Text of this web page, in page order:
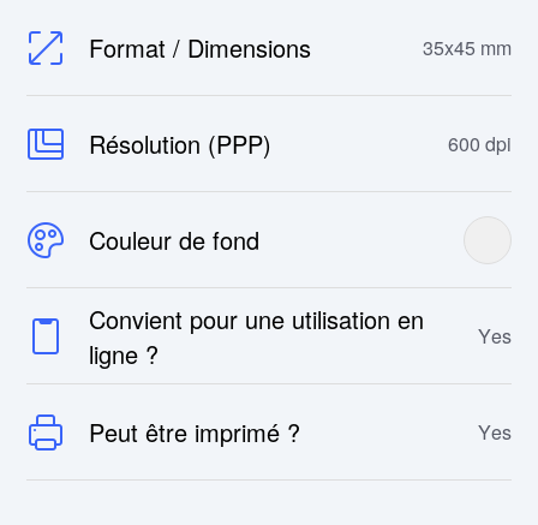
Format / Dimensions 35x45 mm
Résolution (PPP) 600 dpi
Couleur de fond
Convient pour une utilisation en
ligne ?
Yes
Peut être imprimé ? Yes